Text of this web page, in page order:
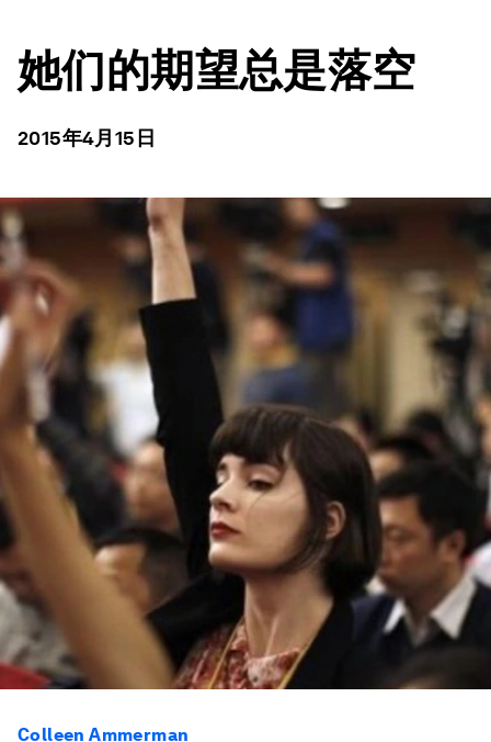
她们的期望总是落空
2015年4月15日
Colleen Ammerman